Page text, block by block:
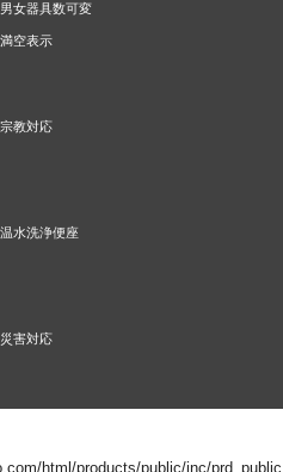
男女器具数可変
満空表示
宗教対応
温水洗浄便座
災害対応
html/products/public/inc/prd_public